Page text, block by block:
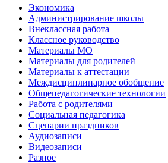
Экономика
Администрирование школы
Внеклассная работа
Классное руководство
Материалы МО
Материалы для родителей
Материалы к аттестации
Междисциплинарное обобщение
Общепедагогические технологии
Работа с родителями
Социальная педагогика
Сценарии праздников
Аудиозаписи
Видеозаписи
Разное